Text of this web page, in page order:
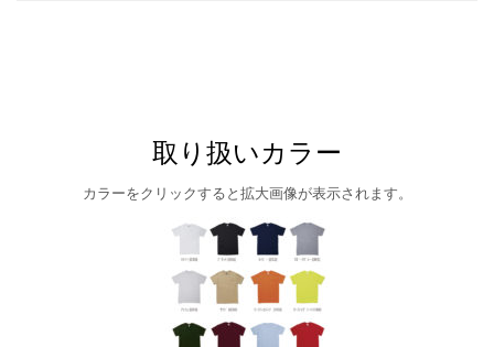
取り扱いカラー
カラーをクリックすると拡大画像が表示されます。